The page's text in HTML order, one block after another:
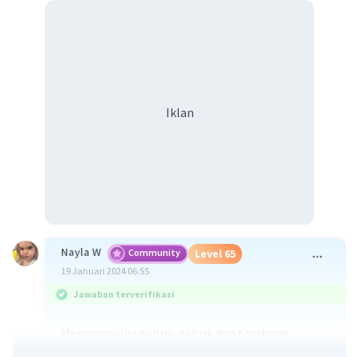
Iklan
Nayla W Community Level 65
19 Januari 2024 06:55
Jawaban terverifikasi